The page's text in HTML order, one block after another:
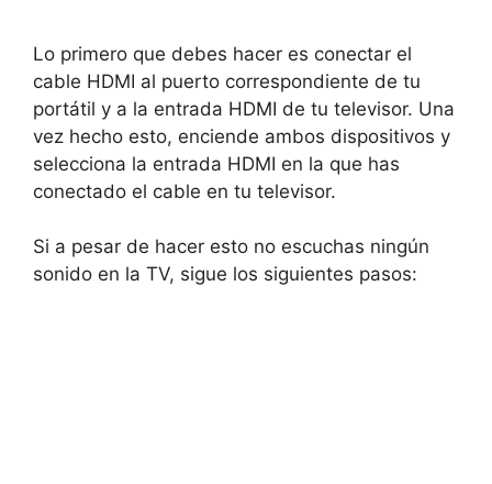
Lo primero que debes hacer es conectar el
cable HDMI al puerto correspondiente de tu
portátil y a la entrada HDMI de tu televisor. Una
vez hecho esto, enciende ambos dispositivos y
selecciona la entrada HDMI en la que has
conectado el cable en tu televisor.
Si a pesar de hacer esto no escuchas ningún
sonido en la TV, sigue los siguientes pasos: